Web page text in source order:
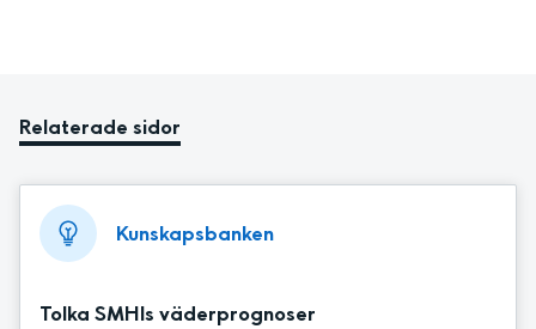
Relaterade sidor
Kunskapsbanken
Tolka SMHIs väderprognoser